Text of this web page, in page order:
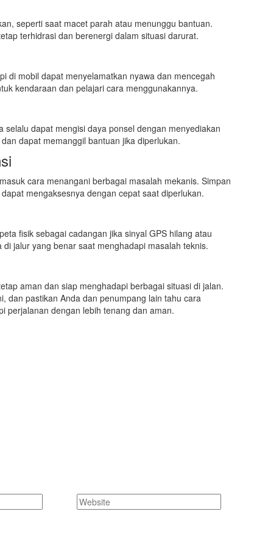
seperti saat macet parah atau menunggu bantuan.
terhidrasi dan berenergi dalam situasi darurat.
di mobil dapat menyelamatkan nyawa dan mencegah
kendaraan dan pelajari cara menggunakannya.
dapat mengisi daya ponsel dengan menyediakan
dapat memanggil bantuan jika diperlukan.
cara menangani berbagai masalah mekanis. Simpan
mengaksesnya dengan cepat saat diperlukan.
fisik sebagai cadangan jika sinyal GPS hilang atau
jalur yang benar saat menghadapi masalah teknis.
aman dan siap menghadapi berbagai situasi di jalan.
dan pastikan Anda dan penumpang lain tahu cara
perjalanan dengan lebih tenang dan aman.